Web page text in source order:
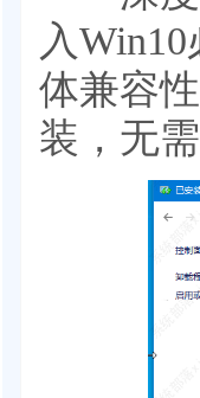
入
体兼容
装，无